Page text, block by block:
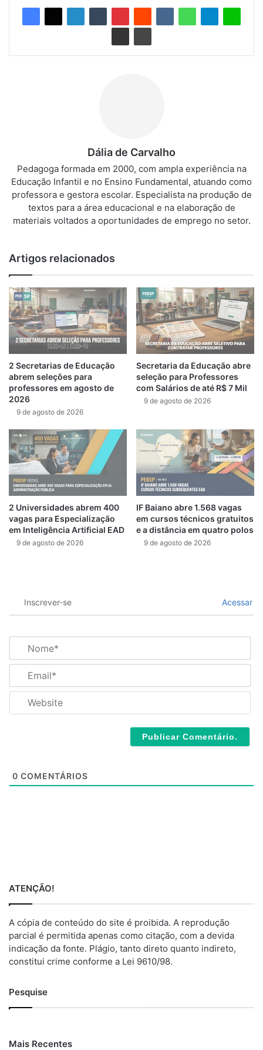
Dália de Carvalho
Pedagoga formada em 2000, com ampla experiência na
Educação Infantil e no Ensino Fundamental, atuando como
professora e gestora escolar. Especialista na produção de
textos para a área educacional e na elaboração de
materiais voltados a oportunidades de emprego no setor.
Artigos relacionados
2 Secretarias de Educação
abrem seleções para
professores em agosto de
2026
9 de agosto de 2026
Secretaria da Educação abre
seleção para Professores
com Salários de até R$ 7 Mil
9 de agosto de 2026
2 Universidades abrem 400
vagas para Especialização
em Inteligência Artificial EAD
9 de agosto de 2026
IF Baiano abre 1.568 vagas
em cursos técnicos gratuitos
e a distância em quatro polos
9 de agosto de 2026
Inscrever-se Acessar
m
*a
l
0 COMENTÁRIOS
ATENÇÃO!
A cópia de conteúdo do site é proibida. A reprodução
parcial é permitida apenas como citação, com a devida
indicação da fonte. Plágio, tanto direto quanto indireto,
constitui crime conforme a Lei 9610/98.
Pesquise
Mais Recentes